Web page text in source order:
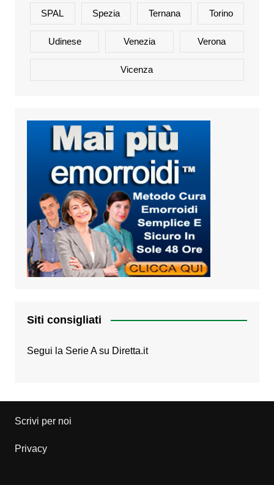
SPAL Spezia Ternana Torino
Udinese Venezia Verona
Vicenza
Siti consigliati
Segui la Serie A su Diretta.it
Scrivi per noi
Privacy